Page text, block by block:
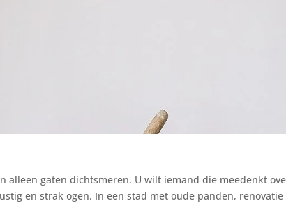
alleen gaten dichtsmeren. U wilt iemand die meedenkt
en strak ogen. In een stad met oude panden, renovatie